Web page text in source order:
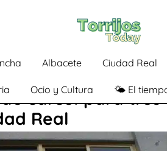
Albacete Ciudad Real
Ocio y Cultura 🌤️ El
cárcel para
Real